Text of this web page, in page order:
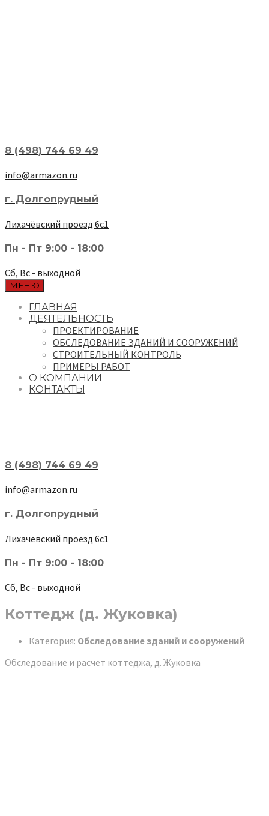
8 (498) 744 69 49
info@armazon.ru
г. Долгопрудный
Лихачёвский проезд 6с1
Пн - Пт 9:00 - 18:00
Сб, Вс - выходной
МЕНЮ
ГЛАВНАЯ
ДЕЯТЕЛЬНОСТЬ
ПРОЕКТИРОВАНИЕ
ОБСЛЕДОВАНИЕ ЗДАНИЙ И СООРУЖЕНИЙ
СТРОИТЕЛЬНЫЙ КОНТРОЛЬ
ПРИМЕРЫ РАБОТ
О КОМПАНИИ
КОНТАКТЫ
8 (498) 744 69 49
info@armazon.ru
г. Долгопрудный
Лихачёвский проезд 6с1
Пн - Пт 9:00 - 18:00
Сб, Вс - выходной
Коттедж (д. Жуковка)
Категория: Обследование зданий и сооружений
Обследование и расчет коттеджа, д. Жуковка